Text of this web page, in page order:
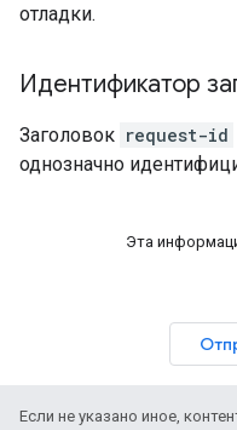
отладки.
Идентификатор
Заголовок request-id
однозначно
Эта
Если не указано иное,